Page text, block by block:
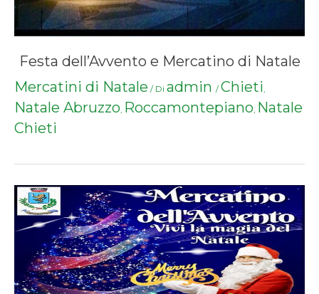
Festa dell’Avvento e Mercatino di Natale
Mercatini di Natale / Di admin / Chieti,
Natale Abruzzo, Roccamontepiano, Natale
Chieti